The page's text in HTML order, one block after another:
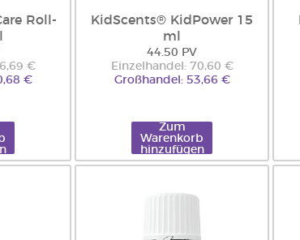
Roll-
€
€
KidScents® KidPower 15
ml
44.50 PV
Einzelhandel: 70,60 €
Großhandel: 53,66 €
Zum
Warenkorb
hinzufügen